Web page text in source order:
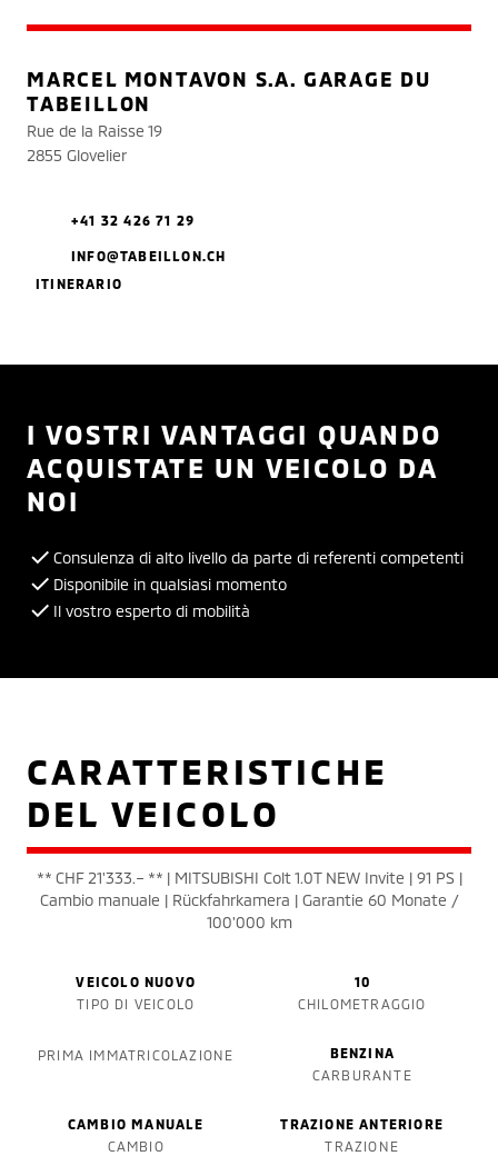
MARCEL MONTAVON S.A. GARAGE DU
TABEILLON
Rue de la Raisse 19
2855 Glovelier
+41 32 426 71 29
INFO@TABEILLON.CH
ITINERARIO
I VOSTRI VANTAGGI QUANDO
ACQUISTATE UN VEICOLO DA
NOI
Consulenza di alto livello da parte di referenti competenti
Disponibile in qualsiasi momento
Il vostro esperto di mobilità
CARATTERISTICHE
DEL VEICOLO
** CHF 21'333.– ** | MITSUBISHI Colt 1.0T NEW Invite | 91 PS |
Cambio manuale | Rückfahrkamera | Garantie 60 Monate /
100'000 km
VEICOLO NUOVO
TIPO DI VEICOLO
10
CHILOMETRAGGIO
PRIMA IMMATRICOLAZIONE
BENZINA
CARBURANTE
CAMBIO MANUALE
CAMBIO
TRAZIONE ANTERIORE
TRAZIONE